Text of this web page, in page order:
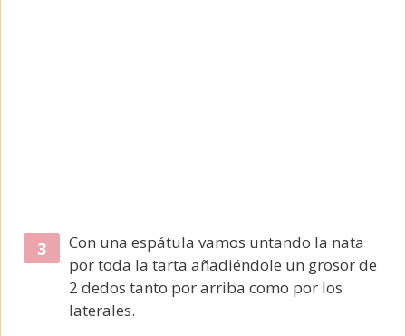
Con una espátula vamos untando la nata
por toda la tarta añadiéndole un grosor de
2 dedos tanto por arriba como por los
laterales.